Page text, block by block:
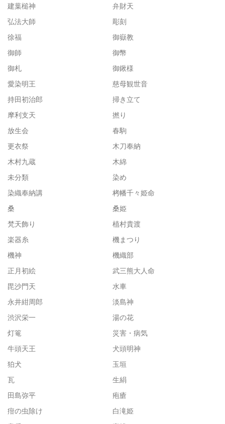
建葉槌神
弁財天
弘法大師
彫刻
徐福
御嶽教
御師
御幣
御札
御鍬様
愛染明王
慈母観世音
持田初治郎
掃き立て
摩利支天
撚り
放生会
春駒
更衣祭
木刀奉納
木村九蔵
木綿
未分類
染め
染織奉納講
栲幡千々姫命
桑
桑姫
梵天飾り
植村貴渡
楽器糸
機まつり
機神
機織部
正月初絵
武三熊大人命
毘沙門天
水車
永井紺周郎
淡島神
渋沢栄一
湯の花
灯篭
災害・病気
牛頭天王
犬頭明神
狛犬
玉垣
瓦
生絹
田島弥平
疱瘡
疳の虫除け
白滝姫